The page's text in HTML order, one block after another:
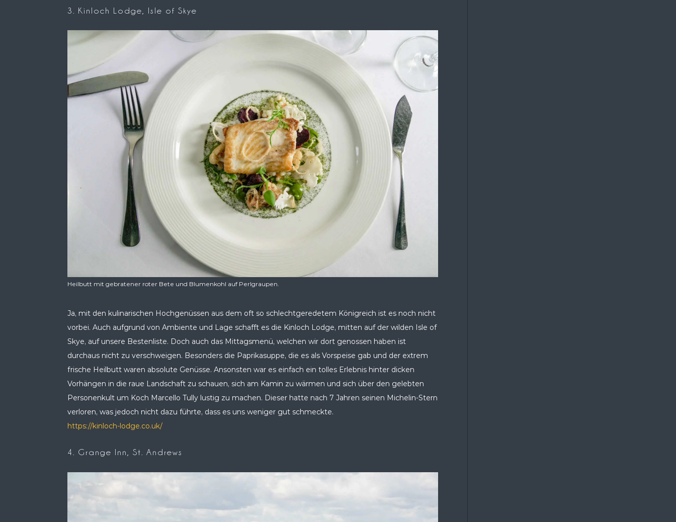
3. Kinloch Lodge, Isle of Skye
Heilbutt mit gebratener roter Bete und Blumenkohl auf Perlgraupen.
Ja, mit den kulinarischen Hochgenüssen aus dem oft so schlechtgeredetem Königreich ist es noch nicht
vorbei. Auch aufgrund von Ambiente und Lage schafft es die Kinloch Lodge, mitten auf der wilden Isle of
Skye, auf unsere Bestenliste. Doch auch das Mittagsmenü, welchen wir dort genossen haben ist
durchaus nicht zu verschweigen. Besonders die Paprikasuppe, die es als Vorspeise gab und der extrem
frische Heilbutt waren absolute Genüsse. Ansonsten war es einfach ein tolles Erlebnis hinter dicken
Vorhängen in die raue Landschaft zu schauen, sich am Kamin zu wärmen und sich über den gelebten
Personenkult um Koch Marcello Tully lustig zu machen. Dieser hatte nach 7 Jahren seinen Michelin-Stern
verloren, was jedoch nicht dazu führte, dass es uns weniger gut schmeckte.
https://kinloch-lodge.co.uk/
4. Grange Inn, St. Andrews